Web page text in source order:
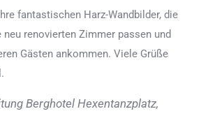
fantastischen Harz-Wandbilder, die
renovierten Zimmer passen und
Gästen ankommen. Viele Grüße
Berghotel Hexentanzplatz,